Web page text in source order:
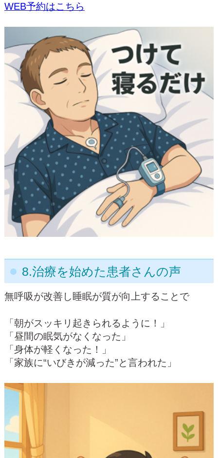
WEB予約はこちら
8.治療を始めた患者さんの声
無呼吸が改善し睡眠が質が向上することで
「朝がスッキリ起きられるように！」
「昼間の眠気がなくなった」
「身体が軽くなった！」
「家族に“いびきが減った”と言われた」